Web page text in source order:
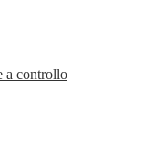
a controllo